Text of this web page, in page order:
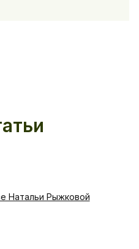
Натальи Рыжковой